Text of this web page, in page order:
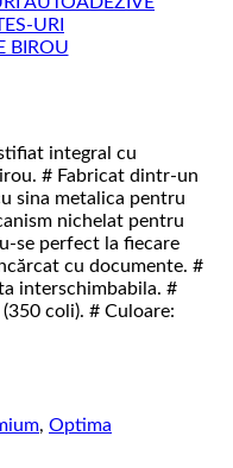
URI
BIROU
integral cu
# Fabricat dintr-un
sina metalica pentru
nichelat pentru
se perfect la fiecare
cu documente. #
interschimbabila. #
coli). # Culoare:
, Optima